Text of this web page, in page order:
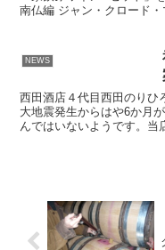
南仏編 ジャン・クロード
NEWS
西田酒店４代目西田のりひ
大地震発生からはや6か月
んではいないようです。当